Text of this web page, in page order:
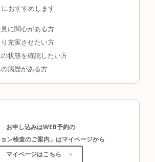
おすすめします
に関心がある方
充実させたい方
状態を確認したい方
病歴がある方
お申し込みはWEB予約の
ョン検査のご案内」はマイページから
マイページはこちら